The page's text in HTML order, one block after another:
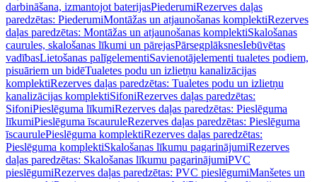
darbināšana, izmantojot baterijasPiederumiRezerves daļas
paredzētas: PiederumiMontāžas un atjaunošanas komplektiRezerves
daļas paredzētas: Montāžas un atjaunošanas komplektiSkalošanas
caurules, skalošanas līkumi un pārejasPārsegplāksnesIebūvētas
vadībasLietošanas palīgelementiSavienotājelementi tualetes podiem,
pisuāriem un bidēTualetes podu un izlietņu kanalizācijas
komplektiRezerves daļas paredzētas: Tualetes podu un izlietņu
kanalizācijas komplektiSifoniRezerves daļas paredzētas:
SifoniPieslēguma līkumiRezerves daļas paredzētas: Pieslēguma
līkumiPieslēguma īscauruleRezerves daļas paredzētas: Pieslēguma
īscaurulePieslēguma komplektiRezerves daļas paredzētas:
Pieslēguma komplektiSkalošanas līkumu pagarinājumiRezerves
daļas paredzētas: Skalošanas līkumu pagarinājumiPVC
pieslēgumiRezerves daļas paredzētas: PVC pieslēgumiManšetes un